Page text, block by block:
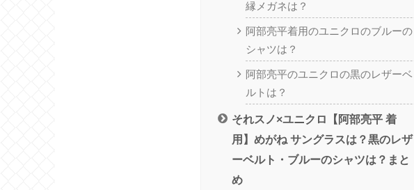
縁メガネは？
阿部亮平着用のユニクロのブルーの
シャツは？
阿部亮平のユニクロの黒のレザーベ
ルトは？
それスノ×ユニクロ【阿部亮平 着
用】めがね サングラスは？黒のレザ
ーベルト・ブルーのシャツは？まと
め